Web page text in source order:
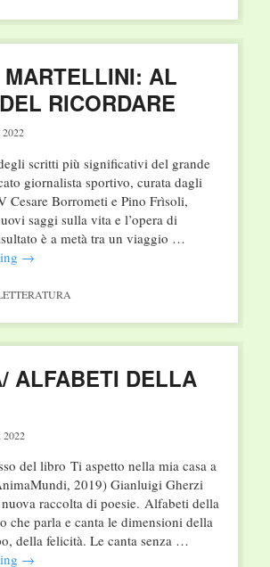
MARTELLINI: AL
RICORDARE
scritti più significativi del grande
giornalista sportivo, curata dagli
Cesare Borrometi e Pino Frìsoli,
saggi sulla vita e l’opera di
è a metà tra un viaggio …
→
ALFABETI DELLA
del libro Ti aspetto nella mia casa a
2019) Gianluigi Gherzi
raccolta di poesie. Alfabeti della
che parla e canta le dimensioni della
della felicità. Le canta senza …
→